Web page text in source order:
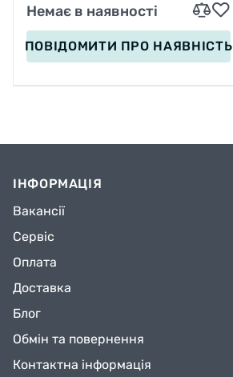
Немає в наявності
ПОВІДОМИТИ ПРО НАЯВНІСТЬ
ІНФОРМАЦІЯ
Вакансії
Сервіс
Оплата
Доставка
Блог
Обмін та повернення
Контактна інформація